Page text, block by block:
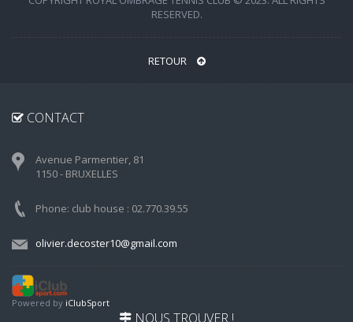
RESERVED.
RETOUR
CONTACT
Avenue Parmentier, 81
1150 - BRUXELLES
Phone: club house : 02.770.39.55
olivier.decoster10@gmail.com
Powered by iClubSport
NOUS TROUVER !